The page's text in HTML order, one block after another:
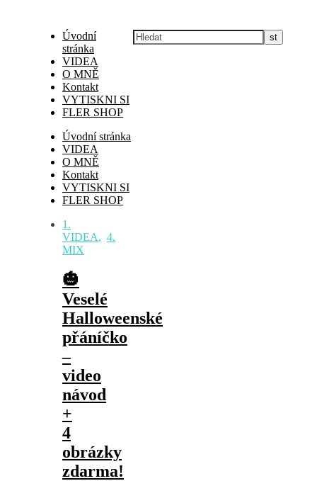
Úvodní
stránka
VIDEA
O MNĚ
Kontakt
VYTISKNI SI
FLER SHOP
Úvodní stránka
VIDEA
O MNĚ
Kontakt
VYTISKNI SI
FLER SHOP
1.
VIDEA, 4.
MIX
🎃
Veselé
Halloweenské
přáníčko
–
video
návod
+
4
obrázky
zdarma!